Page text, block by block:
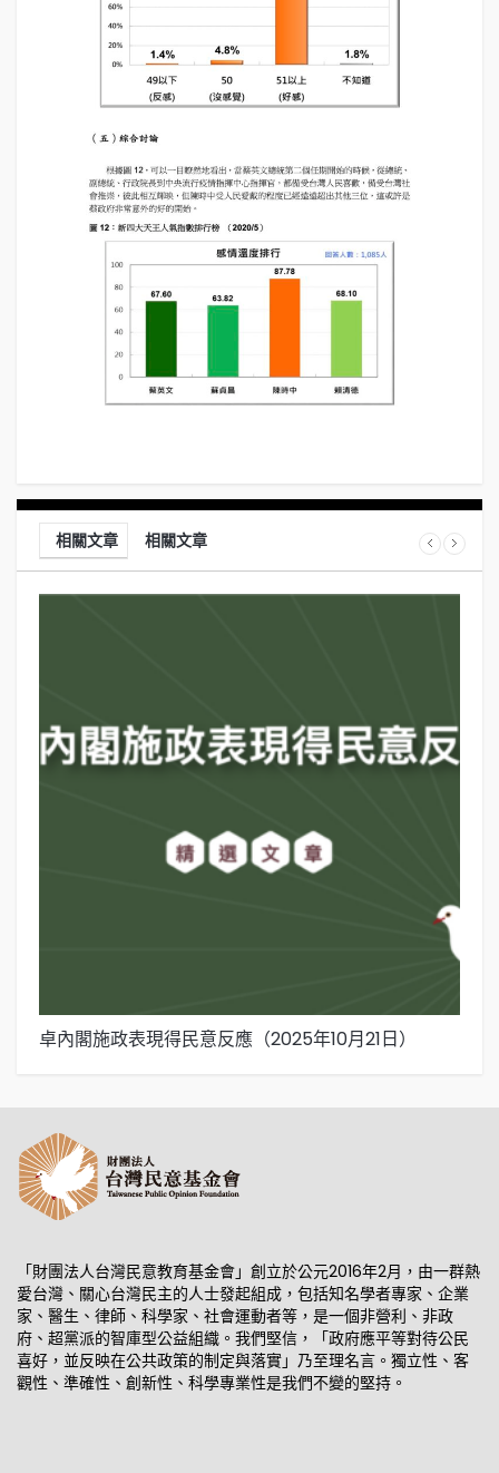
相關文章 相關文章
卓內閣施政表現得民意反應（2025年10月21日）
「財團法人台灣民意教育基金會」創立於公元2016年2月，由一群熱
愛台灣、關心台灣民主的人士發起組成，包括知名學者專家、企業
家、醫生、律師、科學家、社會運動者等，是一個非營利、非政
府、超黨派的智庫型公益組織。我們堅信，「政府應平等對待公民
喜好，並反映在公共政策的制定與落實」乃至理名言。獨立性、客
觀性、準確性、創新性、科學專業性是我們不變的堅持。